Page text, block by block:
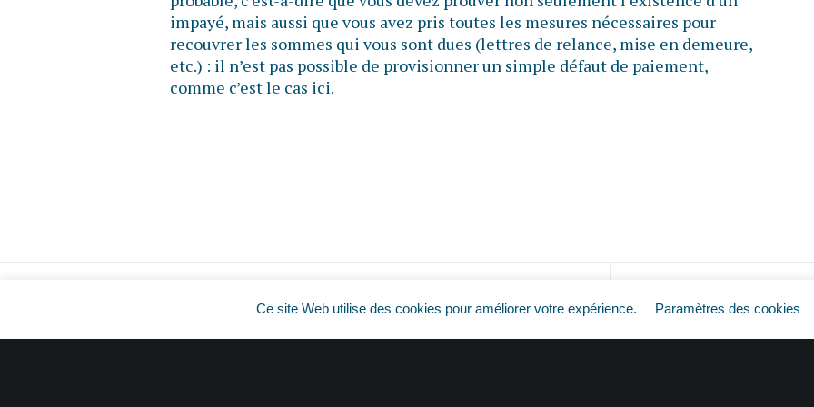
impayé, mais aussi que vous avez pris toutes les mesures nécessaires pour
recouvrer les sommes qui vous sont dues (lettres de relance, mise en demeure,
etc.) : il n’est pas possible de provisionner un simple défaut de paiement,
comme c’est le cas ici.
Factures impayées : pas de règlement, pas d’impôt ?
Ce site Web utilise des cookies pour améliorer votre expérience. Paramètres des cookies